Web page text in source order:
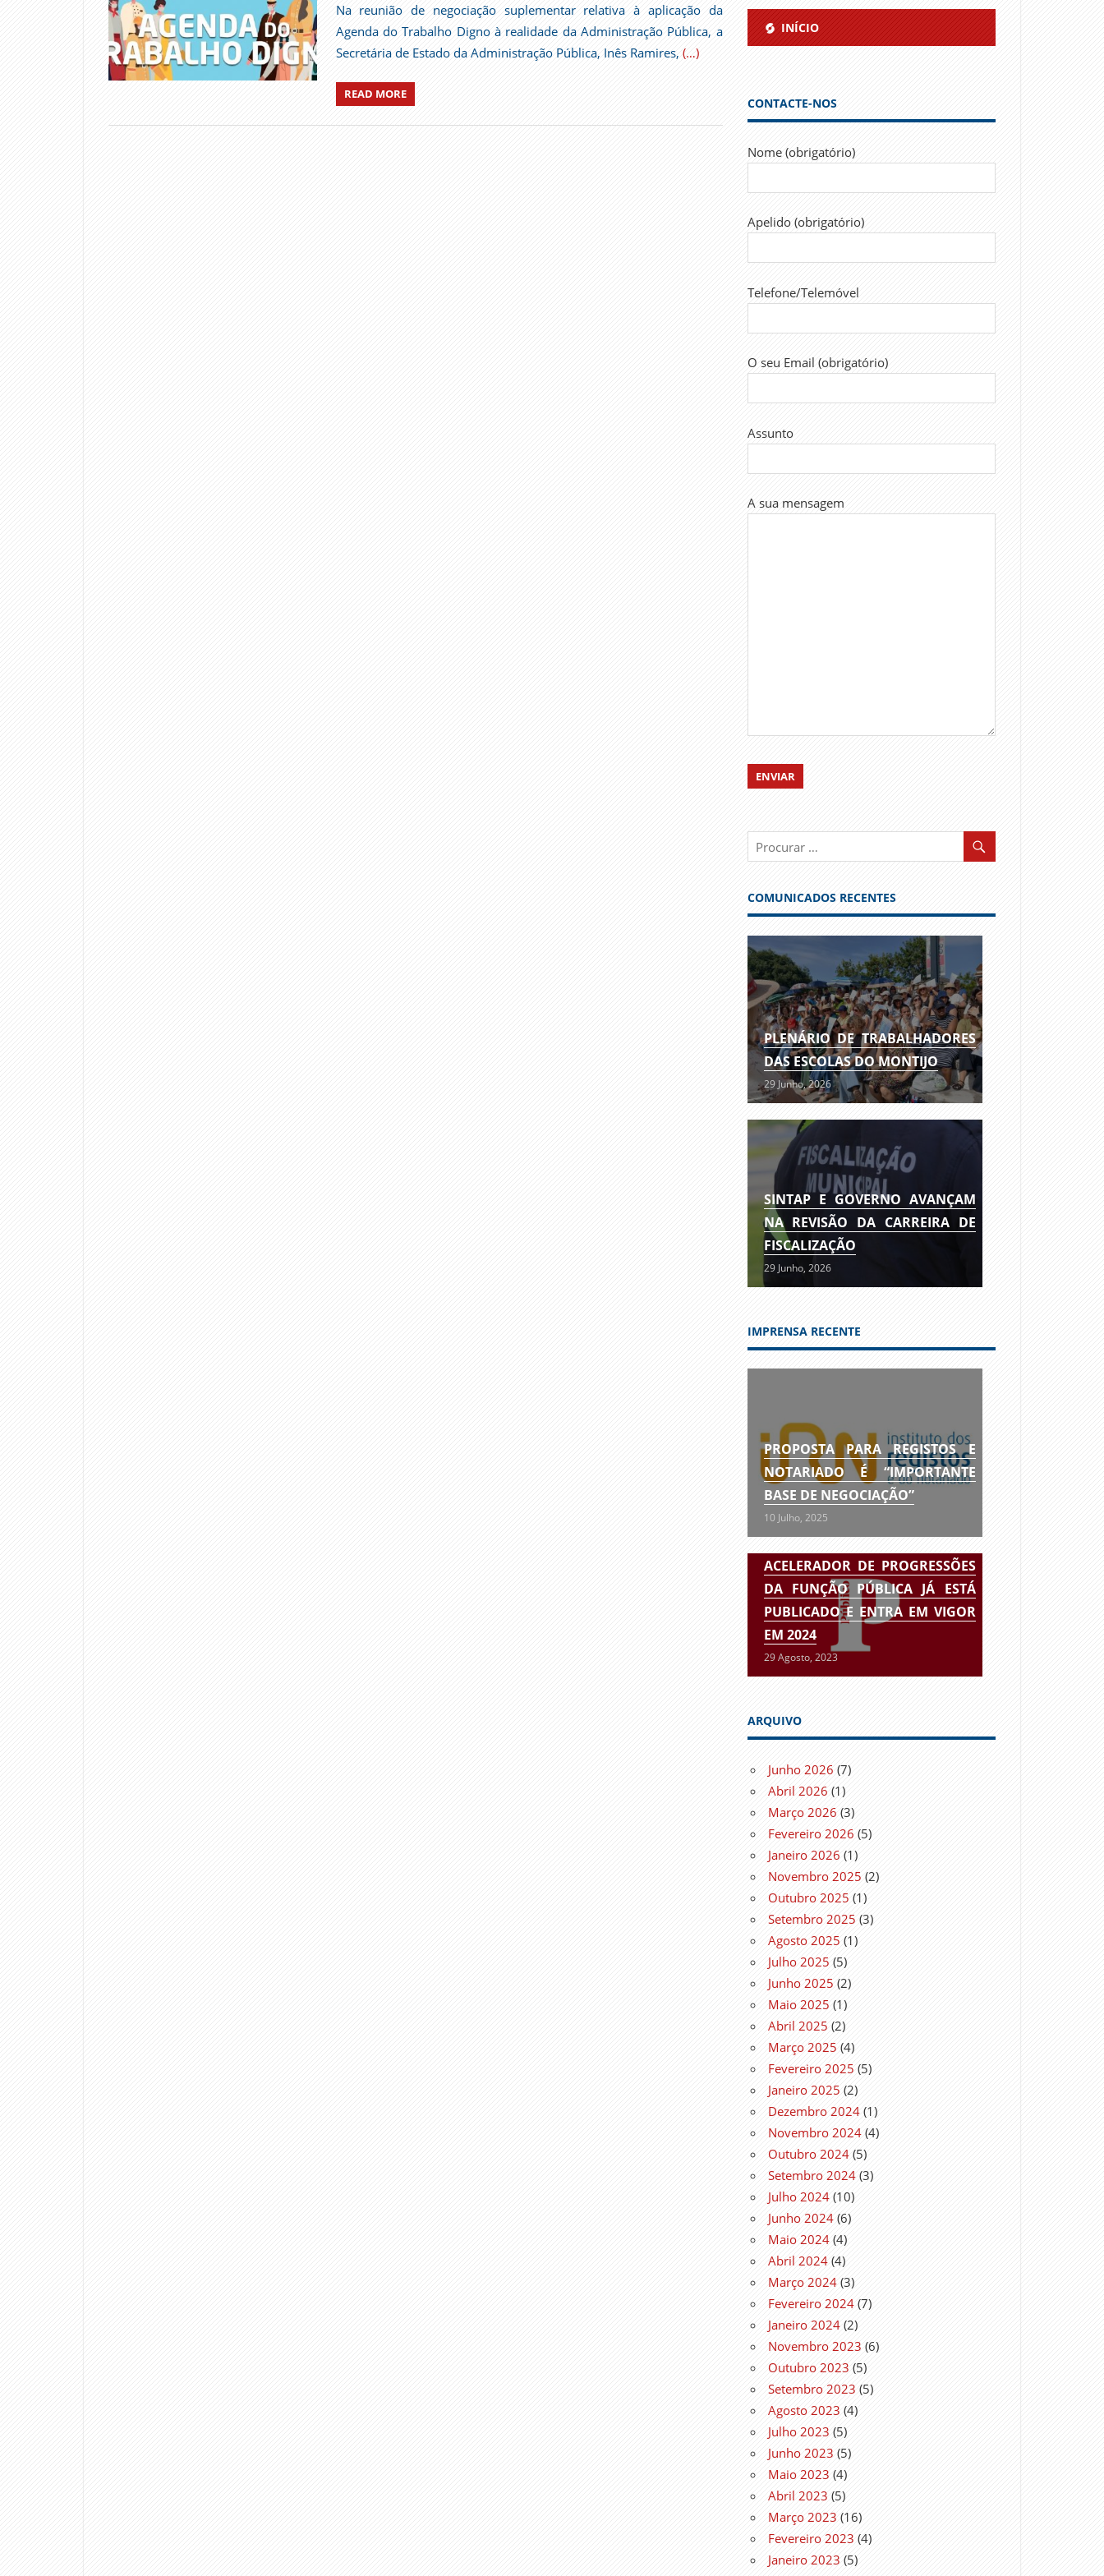
Na reunião de negociação suplementar relativa à aplicação da
Agenda do Trabalho Digno à realidade da Administração Pública, a
Secretária de Estado da Administração Pública, Inês Ramires, (…)
READ MORE
INÍCIO
CONTACTE-NOS
Nome (obrigatório)
Apelido (obrigatório)
Telefone/Telemóvel
O seu Email (obrigatório)
Assunto
A sua mensagem
COMUNICADOS RECENTES
PLENÁRIO DE TRABALHADORES
DAS ESCOLAS DO MONTIJO
29 Junho, 2026
SINTAP E GOVERNO AVANÇAM
NA REVISÃO DA CARREIRA DE
FISCALIZAÇÃO
29 Junho, 2026
IMPRENSA RECENTE
PROPOSTA PARA REGISTOS E
NOTARIADO É “IMPORTANTE
BASE DE NEGOCIAÇÃO”
10 Julho, 2025
ACELERADOR DE PROGRESSÕES
DA FUNÇÃO PÚBLICA JÁ ESTÁ
PUBLICADO E ENTRA EM VIGOR
EM 2024
29 Agosto, 2023
ARQUIVO
Junho 2026 (7)
Abril 2026 (1)
Março 2026 (3)
Fevereiro 2026 (5)
Janeiro 2026 (1)
Novembro 2025 (2)
Outubro 2025 (1)
Setembro 2025 (3)
Agosto 2025 (1)
Julho 2025 (5)
Junho 2025 (2)
Maio 2025 (1)
Abril 2025 (2)
Março 2025 (4)
Fevereiro 2025 (5)
Janeiro 2025 (2)
Dezembro 2024 (1)
Novembro 2024 (4)
Outubro 2024 (5)
Setembro 2024 (3)
Julho 2024 (10)
Junho 2024 (6)
Maio 2024 (4)
Abril 2024 (4)
Março 2024 (3)
Fevereiro 2024 (7)
Janeiro 2024 (2)
Novembro 2023 (6)
Outubro 2023 (5)
Setembro 2023 (5)
Agosto 2023 (4)
Julho 2023 (5)
Junho 2023 (5)
Maio 2023 (4)
Abril 2023 (5)
Março 2023 (16)
Fevereiro 2023 (4)
Janeiro 2023 (5)